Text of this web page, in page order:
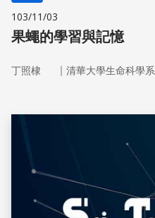
103/11/03
果蠅的學習與記憶
丁照棣 ｜ 清華大學生命科學系